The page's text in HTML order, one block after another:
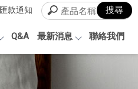
Q&A 最新消息 聯絡我們
匯款通知